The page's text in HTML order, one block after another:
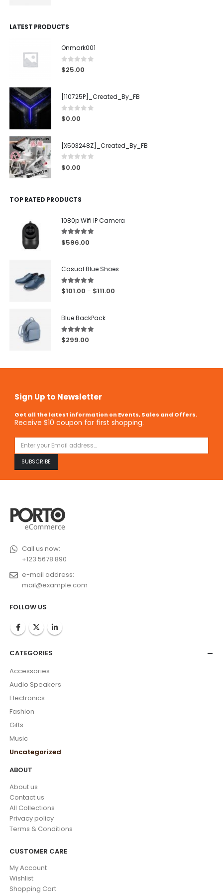
LATEST PRODUCTS
Onmark001
0out of 5
$25.00
[110725P]_Created_By_FB
0out of 5
$0.00
[X503248Z]_Created_By_FB
0 out of 5
$0.00
TOP RATED PRODUCTS
1080p Wifi IP Camera
5.00out of 5
$596.00
Casual Blue Shoes
5.00 out of 5
$101.00 – $111.00
Blue BackPack
5.00out of 5
$299.00
Sign Up to Newsletter
Get all the latest information on Events, Sales and Offers.
Receive $10 coupon for first shopping.
Call us now:
+123 5678 890
e-mail address:
mail@example.com
FOLLOW US
CATEGORIES
Accessories
Audio Speakers
Electronics
Fashion
Gifts
Music
Uncategorized
ABOUT
About us
Contact us
All Collections
Privacy policy
Terms & Conditions
CUSTOMER CARE
My Account
Wishlist
Shopping Cart